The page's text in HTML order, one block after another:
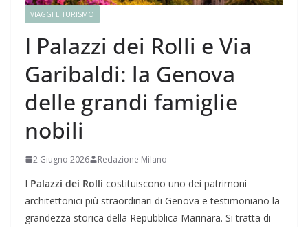
VIAGGI E TURISMO
I Palazzi dei Rolli e Via
Garibaldi: la Genova
delle grandi famiglie
nobili
2 Giugno 2026 Redazione Milano
I Palazzi dei Rolli costituiscono uno dei patrimoni
architettonici più straordinari di Genova e testimoniano la
grandezza storica della Repubblica Marinara. Si tratta di